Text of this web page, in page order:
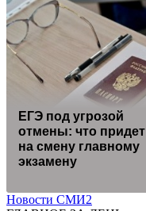
ЕГЭ под угрозой
отмены: что придет
на смену главному
экзамену
Новости СМИ2